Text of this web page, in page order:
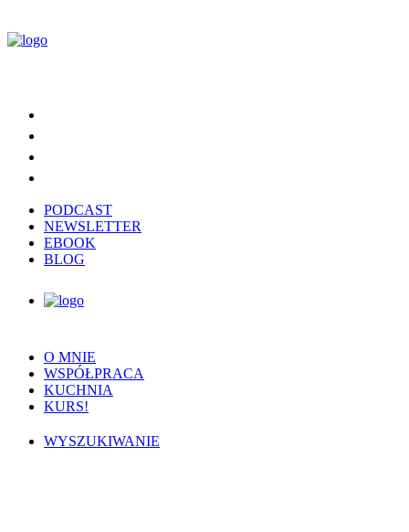
PODCAST
NEWSLETTER
EBOOK
BLOG
O MNIE
WSPÓŁPRACA
KUCHNIA
KURS!
WYSZUKIWANIE